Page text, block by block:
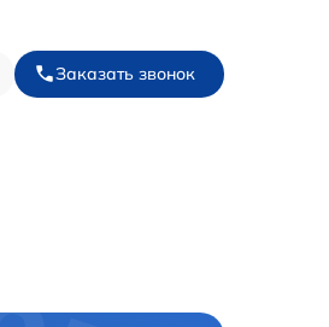
Заказать звонок